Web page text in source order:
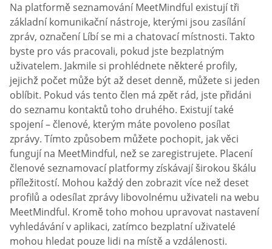
Na platformě seznamování MeetMindful existují tři
základní komunikační nástroje, kterými jsou zasílání
zpráv, označení Líbí se mi a chatovací místnosti. Takto
byste pro vás pracovali, pokud jste bezplatným
uživatelem. Jakmile si prohlédnete některé profily,
jejichž počet může být až deset denně, můžete si jeden
oblíbit. Pokud vás tento člen má zpět rád, jste přidáni
do seznamu kontaktů toho druhého. Existují také
spojení – členové, kterým máte povoleno posílat
zprávy. Tímto způsobem můžete pochopit, jak věci
fungují na MeetMindful, než se zaregistrujete. Placení
členové seznamovací platformy získávají širokou škálu
příležitostí. Mohou každý den zobrazit více než deset
profilů a odesílat zprávy libovolnému uživateli na webu
MeetMindful. Kromě toho mohou upravovat nastavení
vyhledávání v aplikaci, zatímco bezplatní uživatelé
mohou hledat pouze lidi na místě a vzdálenosti.